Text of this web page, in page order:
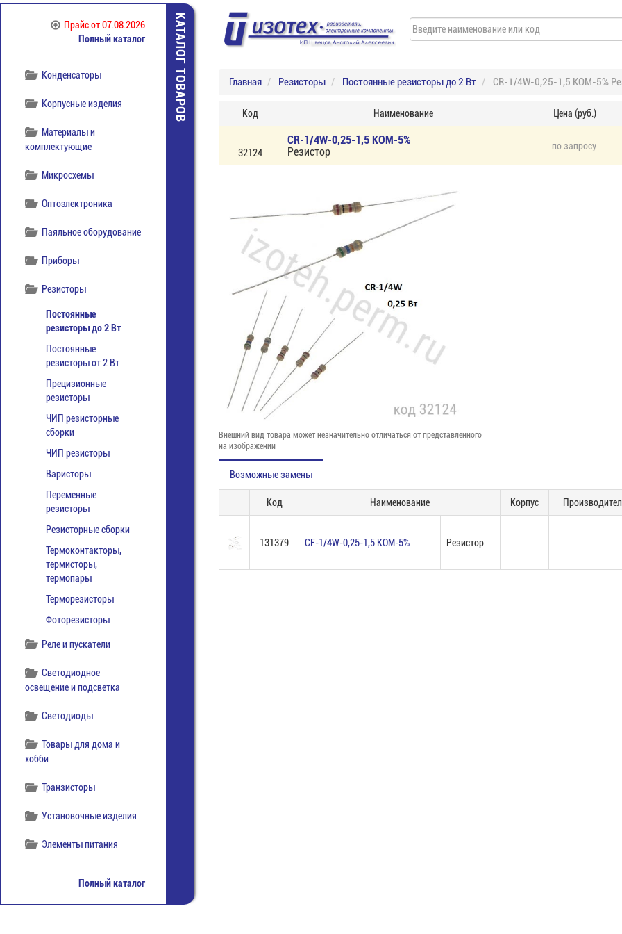
Прайсот 07.08.2026
Полный каталог
отечественная
Компоненты
Конденсаторы
Корпусные изделия
Материалы и
комплектующие
Микросхемы
Оптоэлектроника
Паяльное оборудование
Приборы
Резисторы
Постоянные
резисторы до 2 Вт
Постоянные
резисторы от 2 Вт
Прецизионные
резисторы
ЧИП резисторные
сборки
ЧИП резисторы
Варисторы
Переменные
резисторы
Резисторные сборки
Термоконтакторы,
термисторы,
термопары
Терморезисторы
Фоторезисторы
Реле и пускатели
Светодиодное
освещение и подсветка
Светодиоды
Товары для дома и
хобби
Транзисторы
Установочные изделия
Элементы питания
Полный каталог
КАТАЛОГ ТОВАРОВ Главная Резисторы Постоянные резисторы до 2 Вт CR-1/4W-0,25-1,5 КОМ-5%
Код Наименование Цена (руб.)
32124
CR-1/4W-0,25-1,5 КОМ-5%
Резистор
по запросу
Внешний вид товара может незначительно отличаться от представленного
на изображении
Возможные замены
Код Наименование Корпус
131379 CF-1/4W-0,25-1,5 КОМ-5% Резистор